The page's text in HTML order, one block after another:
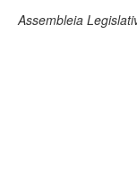
Assembleia